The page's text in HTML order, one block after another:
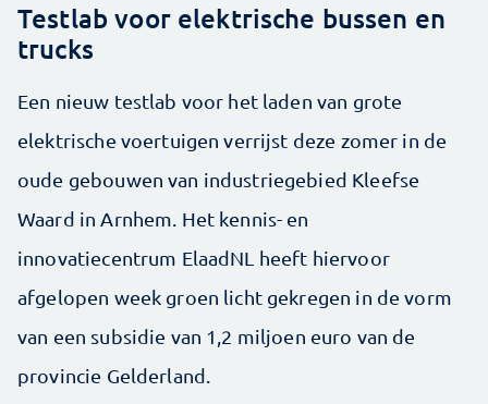
Testlab voor elektrische bussen en
trucks
Een nieuw testlab voor het laden van grote
elektrische voertuigen verrijst deze zomer in de
oude gebouwen van industriegebied Kleefse
Waard in Arnhem. Het kennis- en
innovatiecentrum ElaadNL heeft hiervoor
afgelopen week groen licht gekregen in de vorm
van een subsidie van 1,2 miljoen euro van de
provincie Gelderland.